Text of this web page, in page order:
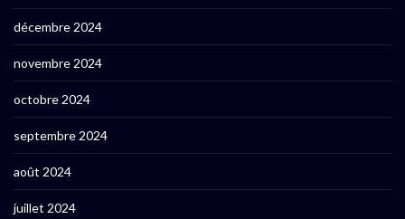
décembre 2024
novembre 2024
octobre 2024
septembre 2024
août 2024
juillet 2024